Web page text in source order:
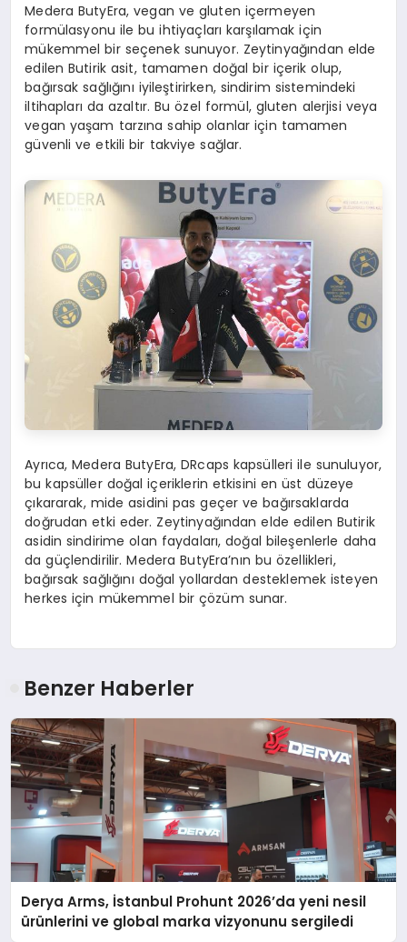
Medera ButyEra, vegan ve gluten içermeyen
formülasyonu ile bu ihtiyaçları karşılamak için
mükemmel bir seçenek sunuyor. Zeytinyağından elde
edilen Butirik asit, tamamen doğal bir içerik olup,
bağırsak sağlığını iyileştirirken, sindirim sistemindeki
iltihapları da azaltır. Bu özel formül, gluten alerjisi veya
vegan yaşam tarzına sahip olanlar için tamamen
güvenli ve etkili bir takviye sağlar.
Ayrıca, Medera ButyEra, DRcaps kapsülleri ile sunuluyor,
bu kapsüller doğal içeriklerin etkisini en üst düzeye
çıkararak, mide asidini pas geçer ve bağırsaklarda
doğrudan etki eder. Zeytinyağından elde edilen Butirik
asidin sindirime olan faydaları, doğal bileşenlerle daha
da güçlendirilir. Medera ButyEra’nın bu özellikleri,
bağırsak sağlığını doğal yollardan desteklemek isteyen
herkes için mükemmel bir çözüm sunar.
Benzer Haberler
Derya Arms, İstanbul Prohunt 2026’da yeni nesil
ürünlerini ve global marka vizyonunu sergiledi